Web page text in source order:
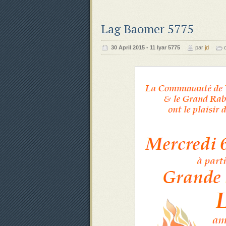
Lag Baomer 5775
‍‍30 April 2015 - 11 Iyar 5775 par jd